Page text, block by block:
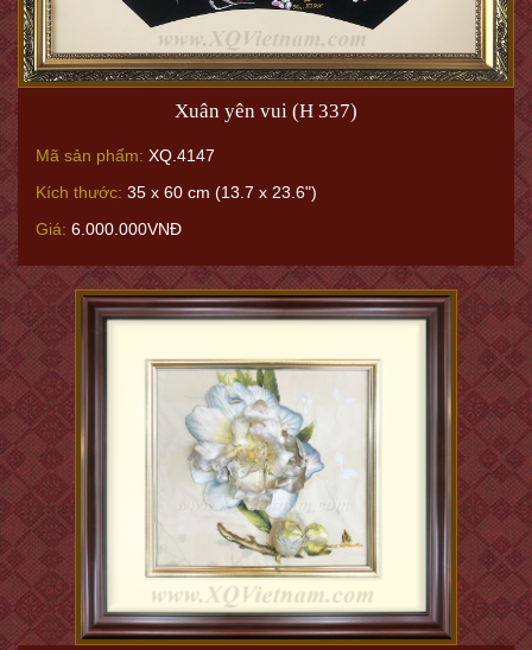
Xuân yên vui (H 337)
Mã sản phẩm: XQ.4147
Kích thước: 35 x 60 cm (13.7 x 23.6")
Giá: 6.000.000VNĐ